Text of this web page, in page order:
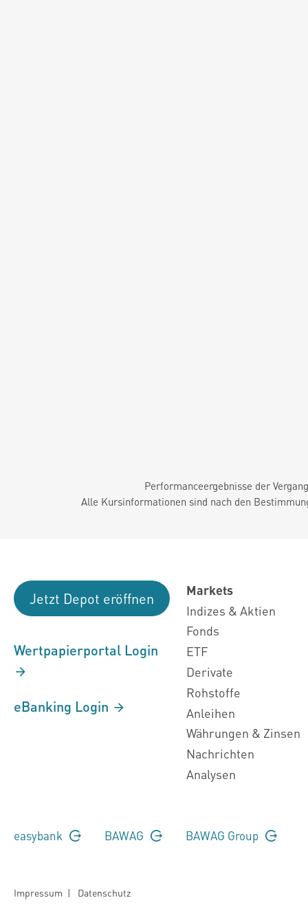
Performanceergebnisse der
Alle Kursinformationen sind nach den
Jetzt Depot eröffnen
Wertpapierportal Login
eBanking Login
Markets
Indizes & Aktien
Fonds
ETF
Derivate
Rohstoffe
Anleihen
Währungen & Zinsen
Nachrichten
Analysen
easybank BAWAG BAWAG Group
Impressum | Datenschutz